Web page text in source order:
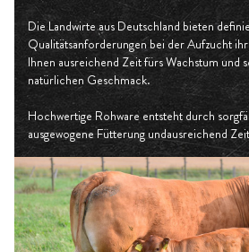
Die Landwirte aus Deutschland bieten
Qualitätsanforderungen bei der Aufzucht
Ihnen ausreichend Zeit fürs Wachstum und
natürlichen Geschmack.
Hochwertige Rohware entsteht durch
ausgewogene Fütterung undausreichend